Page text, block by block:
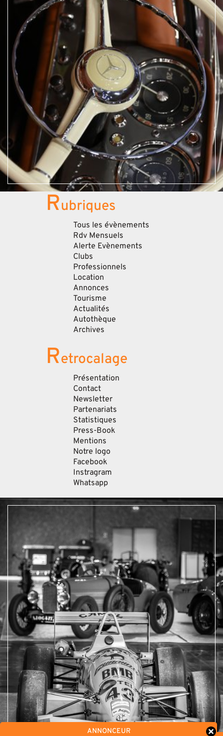
Rubriques
Tous les évènements
Rdv Mensuels
Alerte Evènements
Clubs
Professionnels
Location
Annonces
Tourisme
Actualités
Autothèque
Archives
Retrocalage
Présentation
Contact
Newsletter
Partenariats
Statistiques
Press-Book
Mentions
Notre logo
Facebook
Instragram
Whatsapp
ANNONCEUR